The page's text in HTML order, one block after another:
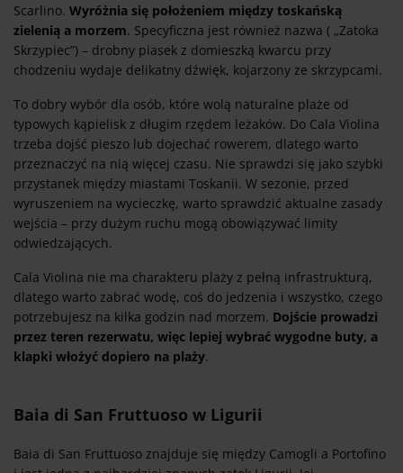
Scarlino. Wyróżnia się położeniem między toskańską
zielenią a morzem. Specyficzna jest również nazwa ( „Zatoka
Skrzypiec”) – drobny piasek z domieszką kwarcu przy
chodzeniu wydaje delikatny dźwięk, kojarzony ze skrzypcami.
To dobry wybór dla osób, które wolą naturalne plaże od
typowych kąpielisk z długim rzędem leżaków. Do Cala Violina
trzeba dojść pieszo lub dojechać rowerem, dlatego warto
przeznaczyć na nią więcej czasu. Nie sprawdzi się jako szybki
przystanek między miastami Toskanii. W sezonie, przed
wyruszeniem na wycieczkę, warto sprawdzić aktualne zasady
wejścia – przy dużym ruchu mogą obowiązywać limity
odwiedzających.
Cala Violina nie ma charakteru plaży z pełną infrastrukturą,
dlatego warto zabrać wodę, coś do jedzenia i wszystko, czego
potrzebujesz na kilka godzin nad morzem. Dojście prowadzi
przez teren rezerwatu, więc lepiej wybrać wygodne buty, a
klapki włożyć dopiero na plaży.
Baia di San Fruttuoso w Ligurii
Baia di San Fruttuoso znajduje się między Camogli a Portofino